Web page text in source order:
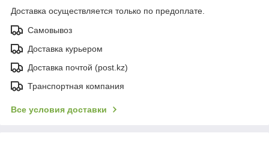
Доставка осуществляется только по предоплате.
Самовывоз
Доставка курьером
Доставка почтой (post.kz)
Транспортная компания
Все условия доставки